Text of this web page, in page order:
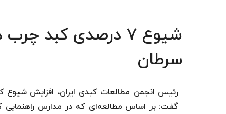
سرطان
رئیس انجمن مطالعات کبدی ایران، افزایش